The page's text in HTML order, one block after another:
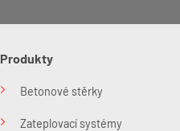
Produkty
Betonové stěrky
Zateplovací systémy